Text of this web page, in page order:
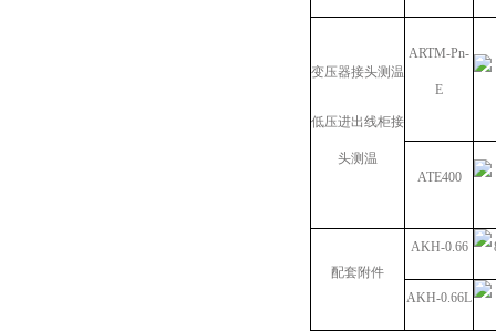
变压器接头测温
低压进出线柜接
头测温
ARTM-Pn-
E
ATE400
配套附件
AKH-0.66
AKH-0.66L